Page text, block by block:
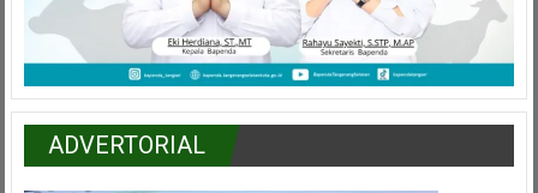
ADVERTORIAL